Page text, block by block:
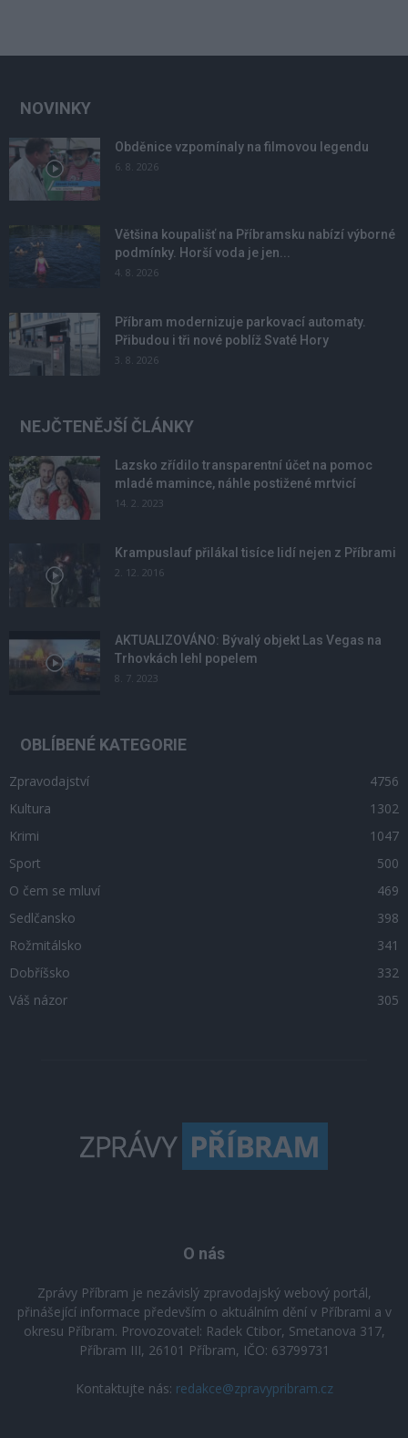
NOVINKY
Obděnice vzpomínaly na filmovou legendu
6. 8. 2026
Většina koupališť na Příbramsku nabízí výborné
podmínky. Horší voda je jen...
4. 8. 2026
Příbram modernizuje parkovací automaty.
Přibudou i tři nové poblíž Svaté Hory
3. 8. 2026
NEJČTENĚJŠÍ ČLÁNKY
Lazsko zřídilo transparentní účet na pomoc
mladé mamince, náhle postižené mrtvicí
14. 2. 2023
Krampuslauf přilákal tisíce lidí nejen z Příbrami
2. 12. 2016
AKTUALIZOVÁNO: Bývalý objekt Las Vegas na
Trhovkách lehl popelem
8. 7. 2023
OBLÍBENÉ KATEGORIE
Zpravodajství
4756
Kultura
1302
Krimi
1047
Sport
500
O čem se mluví
469
Sedlčansko
398
Rožmitálsko
341
Dobříšsko
332
Váš názor
305
O nás
Zprávy Příbram je nezávislý zpravodajský webový portál,
přinášející informace především o aktuálním dění v Příbrami a v
okresu Příbram. Provozovatel: Radek Ctibor, Smetanova 317,
Příbram III, 26101 Příbram, IČO: 63799731
Kontaktujte nás: redakce@zpravypribram.cz